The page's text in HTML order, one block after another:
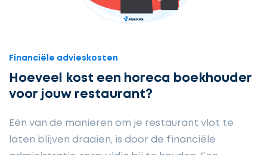
Financiële advieskosten
Hoeveel kost een horeca boekhouder
voor jouw restaurant?
Eén van de manieren om je restaurant vlot te
laten blijven draaien, is door de financiële